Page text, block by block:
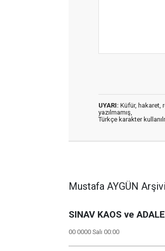
UYARI: Küfür, hakaret,
yazılmamış,
Türkçe karakter
Mustafa AYGÜN Arşivi
SINAV KAOS ve
00 0000 Salı 00:00